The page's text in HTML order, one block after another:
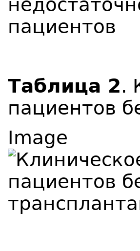
Таблица 2.
пациентов
Image